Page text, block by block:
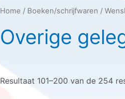
Home / Boeken/schrijfwaren /
Overige
Resultaat 101–200 van de 254